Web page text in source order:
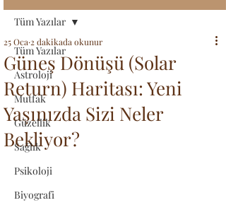
Tüm Yazılar
Astroloji
Mutfak
Güzellik
Sağlık
Psikoloji
Biyografi
Tüm Yazılar
Güneş Dönüşü (Solar
Return) Haritası: Yeni
Yaşınızda Sizi Neler
Bekliyor?
25 Oca 2 dakikada okunur